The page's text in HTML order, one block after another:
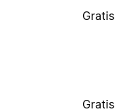
Gratis
Gratis